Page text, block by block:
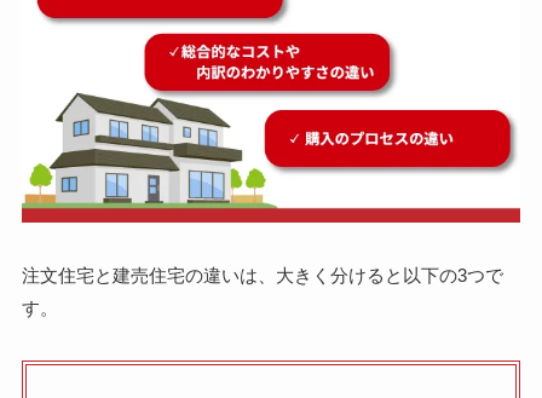
注文住宅と建売住宅の違いは、大きく分けると以下の3つで
す。